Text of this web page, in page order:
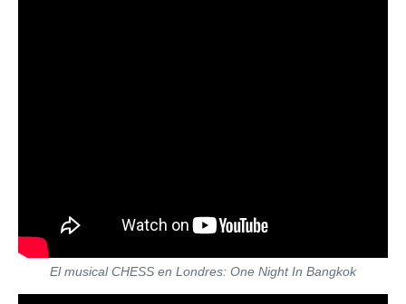
El musical CHESS en Londres: One Night In Bangkok